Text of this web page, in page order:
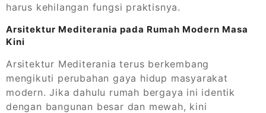
harus kehilangan fungsi praktisnya.
Arsitektur Mediterania pada Rumah Modern Masa
Kini
Arsitektur Mediterania terus berkembang
mengikuti perubahan gaya hidup masyarakat
modern. Jika dahulu rumah bergaya ini identik
dengan bangunan besar dan mewah, kini